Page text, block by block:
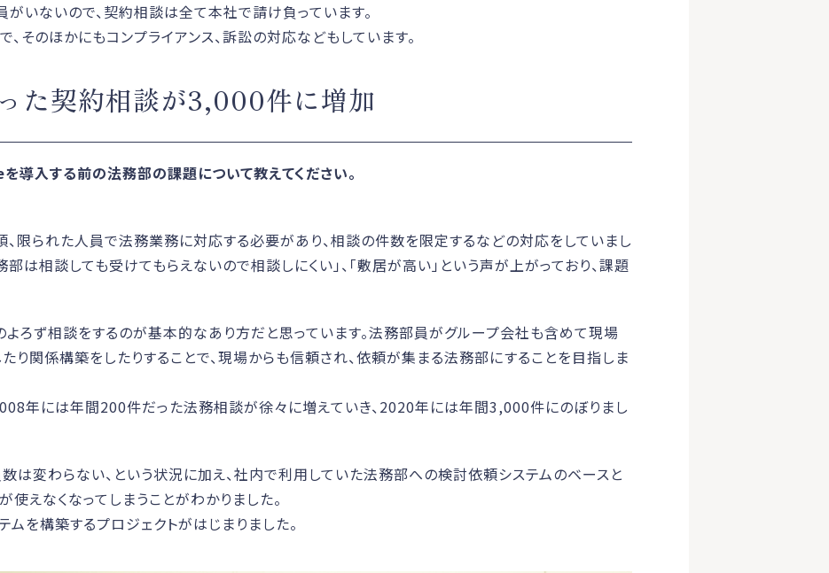
いないので、契約相談は全て本社で請け負っています。
そのほかにもコンプライアンス、訴訟の対応などもしています。
た契約相談が3,000件に増加
入する前の法務部の課題について教えてください。
限られた人員で法務業務に対応する必要があり、相談の件数を限定するなどの対応をしていまし
部は相談しても受けてもらえないので相談しにくい」、「敷居が高い」という声が上がっており、課題
ろず相談をするのが基本的なあり方だと思っています。法務部員がグループ会社も含めて現場
り関係構築をしたりすることで、現場からも信頼され、依頼が集まる法務部にすることを目指しま
年には年間200件だった法務相談が徐々に増えていき、2020年には年間3,000件にのぼりまし
は変わらない、という状況に加え、社内で利用していた法務部への検討依頼システムのベースと
使えなくなってしまうことがわかりました。
ムを構築するプロジェクトがはじまりました。